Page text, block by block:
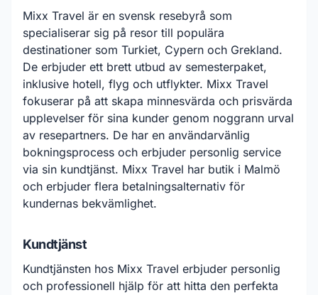
Mixx Travel är en svensk resebyrå som
specialiserar sig på resor till populära
destinationer som Turkiet, Cypern och Grekland.
De erbjuder ett brett utbud av semesterpaket,
inklusive hotell, flyg och utflykter. Mixx Travel
fokuserar på att skapa minnesvärda och prisvärda
upplevelser för sina kunder genom noggrann urval
av resepartners. De har en användarvänlig
bokningsprocess och erbjuder personlig service
via sin kundtjänst. Mixx Travel har butik i Malmö
och erbjuder flera betalningsalternativ för
kundernas bekvämlighet.
Kundtjänst
Kundtjänsten hos Mixx Travel erbjuder personlig
och professionell hjälp för att hitta den perfekta